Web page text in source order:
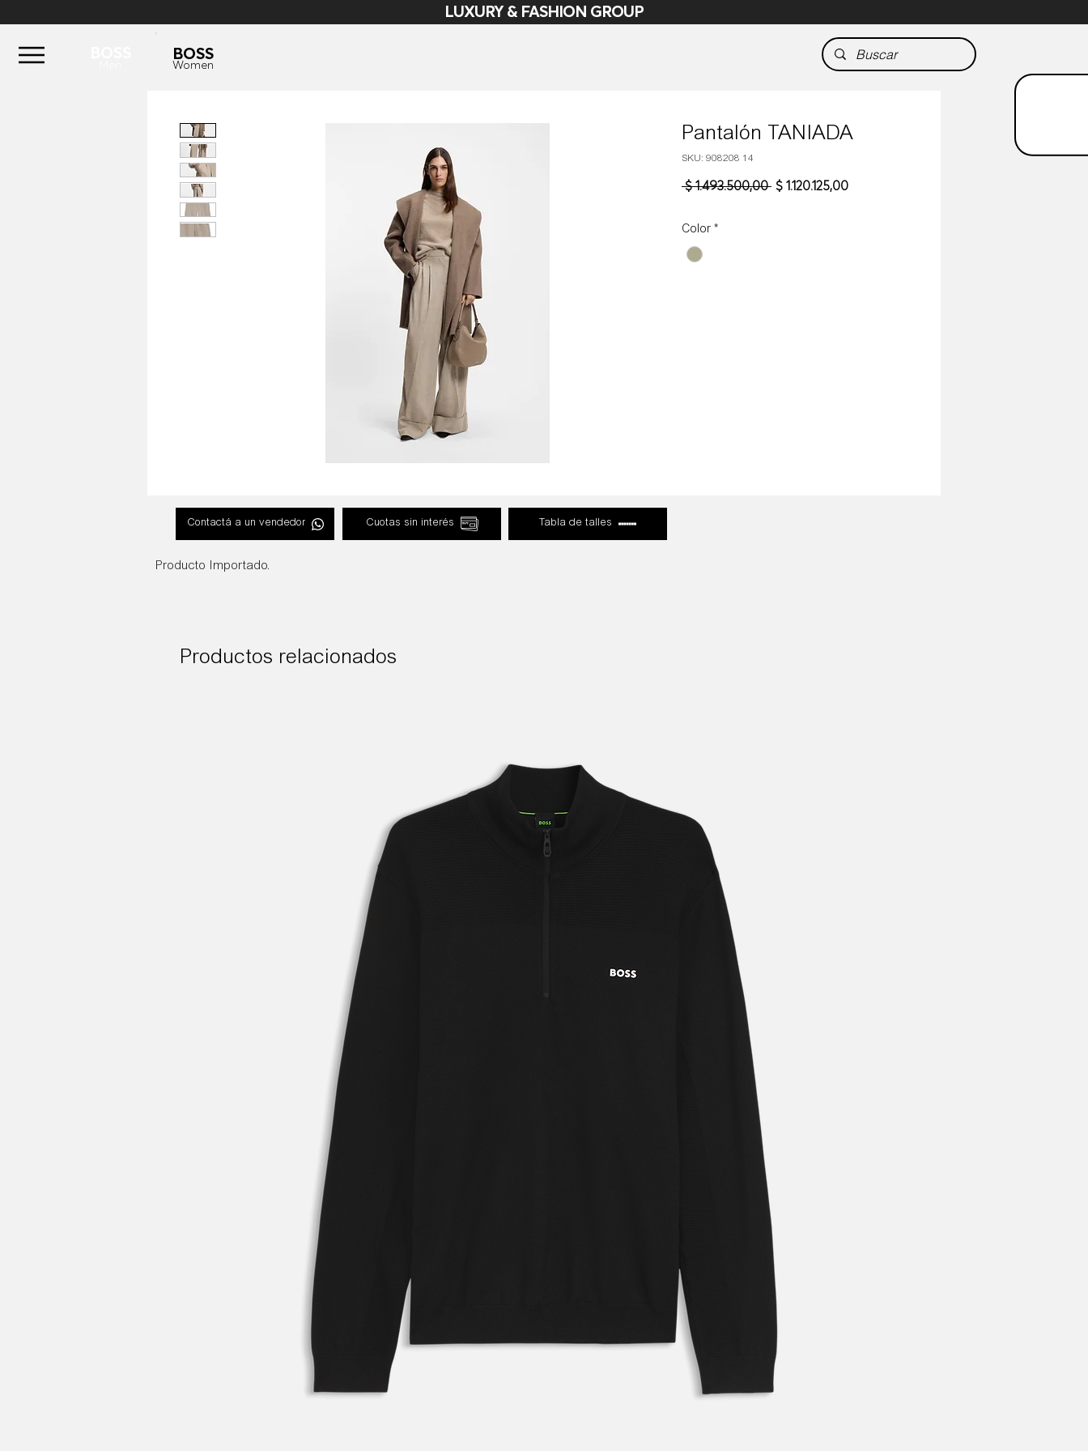
LUXURY & FASHION GROUP
BOSS
Women
Pantalón TANIADA
SKU: 908208 14
$ 1.493.500,00 Precio
$ 1.120.125,00Precio
Color *
Contactá a un vendedor Cuotas sin interés Tabla de talles
Producto Importado.
Productos relacionados